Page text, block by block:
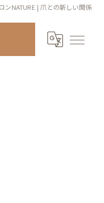
NATURE | 爪との新しい関係